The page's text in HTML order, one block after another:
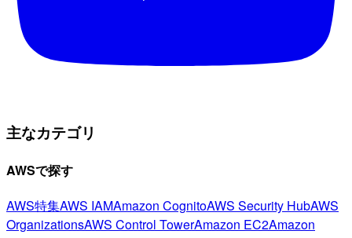
主なカテゴリ
AWSで探す
AWS特集AWS IAMAmazon CognitoAWS Security HubAWS
OrganizationsAWS Control TowerAmazon EC2Amazon